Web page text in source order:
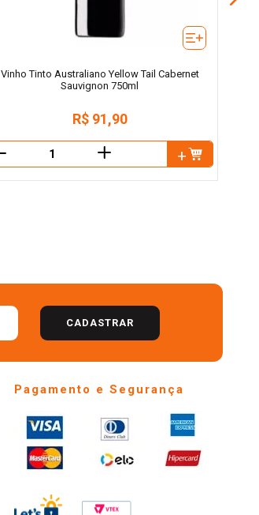
Vinho Tinto Australiano Yellow Tail Cabernet
Sauvignon 750ml
R$ 91,90
＋
CADASTRAR
Pagamento e Segurança